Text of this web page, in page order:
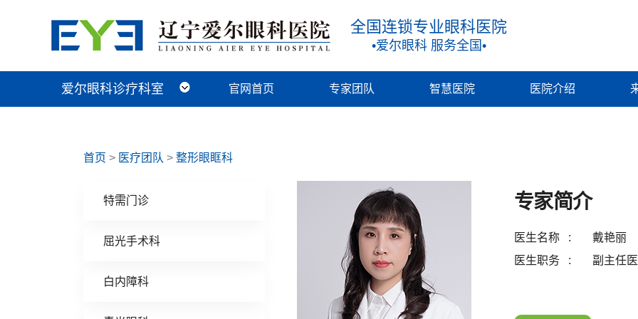
全国连锁专业眼科医院
•爱尔眼科 服务全国•
爱尔眼科诊疗科室
近视手术科
视光及小儿眼病科
白内障科
青光眼科
角膜眼表科
整形眼眶科
眼底病科
中医眼科 官网首页 专家团队 智慧医院 医院介绍
首页 > 医疗团队 > 整形眼眶科
特需门诊
屈光手术科
白内障科
专家简介
医生名称
戴艳丽
医生职务
副主任